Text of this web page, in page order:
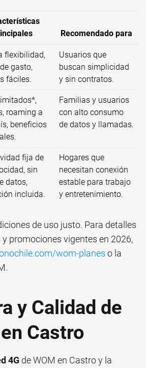
Recomendado para
flexibilidad,
gasto,
fáciles.
Usuarios que
buscan simplicidad
y sin contratos.
roaming a
beneficios
Familias y usuarios
con alto consumo
de datos y llamadas.
fija de
sin
datos,
incluida.
Hogares que
necesitan conexión
estable para trabajo
y entretenimiento.
de uso justo. Para detalles
promociones vigentes en 2026,
wom-planes o la
y Calidad de
Castro
4G de WOM en Castro y la